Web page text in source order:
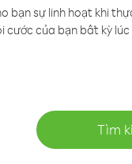
bạn sự linh hoạt khi
cước của bạn bất kỳ
Tìm